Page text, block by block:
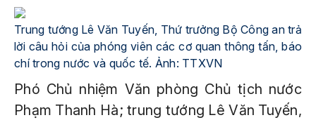
Trung tướng Lê Văn Tuyến, Thứ trưởng Bộ Công an trả
lời câu hỏi của phóng viên các cơ quan thông tấn, báo
chí trong nước và quốc tế. Ảnh: TTXVN
Phó Chủ nhiệm Văn phòng Chủ tịch nước
Phạm Thanh Hà; trung tướng Lê Văn Tuyến,